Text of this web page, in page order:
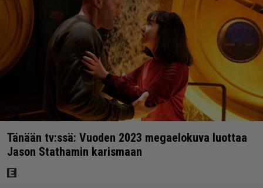
Tänään tv:ssä: Vuoden 2023 megaelokuva luottaa
Jason Stathamin karismaan